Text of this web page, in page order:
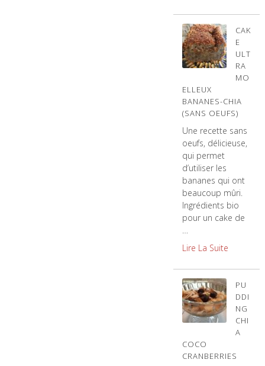
CAK
E
ULT
RA
MO
ELLEUX
BANANES-CHIA
(SANS OEUFS)
Une recette sans
oeufs, délicieuse,
qui permet
d’utiliser les
bananes qui ont
beaucoup mûri.
Ingrédients bio
pour un cake de
…
Lire La Suite
PU
DDI
NG
CHI
A
COCO
CRANBERRIES